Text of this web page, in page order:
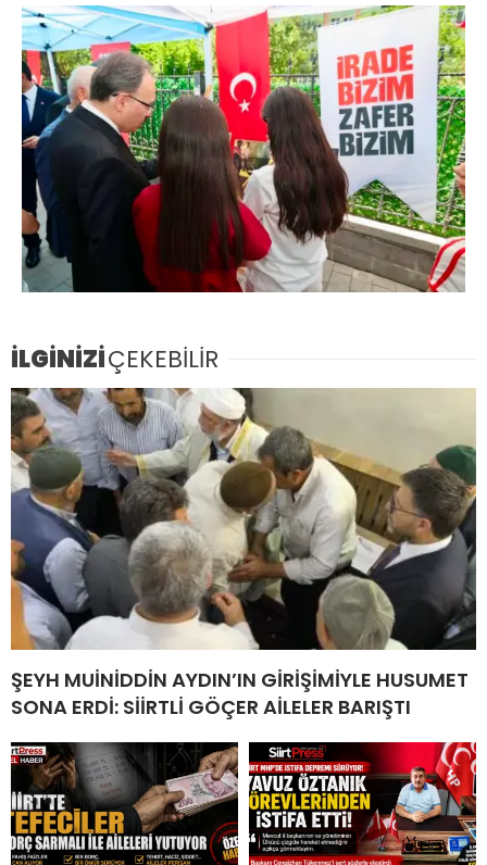
İLGİNİZİÇEKEBİLİR
ŞEYH MUİNİDDİN AYDIN’IN GİRİŞİMİYLE HUSUMET
SONA ERDİ: SİİRTLİ GÖÇER AİLELER BARIŞTI